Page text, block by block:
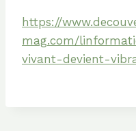
https://
mag.com/
vivant-devient-